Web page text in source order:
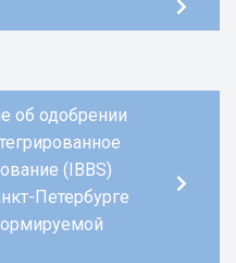
об одобрении
(IBBS)
Петербурге